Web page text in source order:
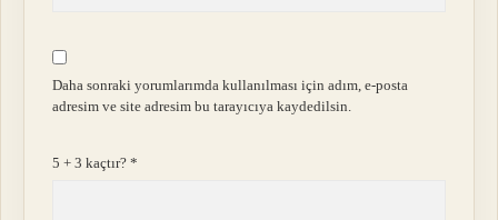
Daha sonraki yorumlarımda kullanılması için adım, e-posta
adresim ve site adresim bu tarayıcıya kaydedilsin.
5 + 3 kaçtır?*